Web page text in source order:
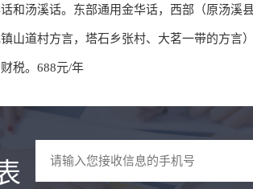
和汤溪话。东部通用金华话，西部（原汤溪
山道村方言，塔石乡张村、大茗一带的方言）
税。688元/年